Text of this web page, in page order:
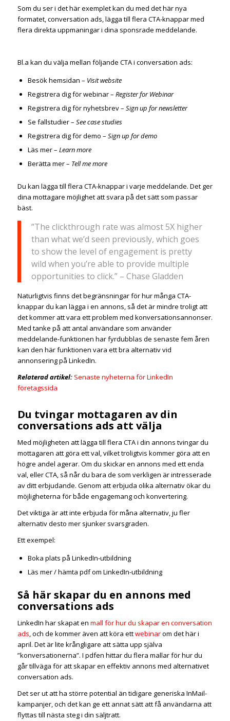
Som du ser i det här exemplet kan du med det här nya
formatet, conversation ads, lägga till flera CTA-knappar med
flera direkta uppmaningar i dina sponsrade meddelande.
Bl.a kan du välja mellan följande CTA i conversation ads:
Besök hemsidan – Visit website
Registrera dig för webinar – Register for Webinar
Registrera dig för nyhetsbrev – Sign up for newsletter
Se fallstudier – See case studies
Registrera dig för demo – Sign up for demo
Läs mer – Learn more
Berätta mer – Tell me more
Du kan lägga till flera CTA-knappar i varje meddelande. Det ger
dina mottagare möjlighet att svara på det sätt som passar
bäst.
”The clickthrough rate was almost 5X higher
than what we’d seen previously, which goes
to show the level of engagement is pretty
wild when you’re able to provide multiple
opportunities to click.” – Chase Gladden
Naturligtvis finns det begränsningar för hur många CTA-
knappar du kan lägga i en annons, så det är mindre troligt att
det kommer att vara ett problem med konversationsannonser.
Med tanke på att antal användare som använder
meddelande-funktionen har fyrdubblas de senaste fem åren
kan den här funktionen vara ett bra alternativ vid
annonsering på LinkedIn.
Relaterad artikel: Senaste nyheterna för LinkedIn
företagssida
Du tvingar mottagaren av din
conversations ads att välja
Med möjligheten att lägga till flera CTA i din annons tvingar du
mottagaren att göra ett val, vilket troligtvis kommer göra att en
högre andel agerar. Om du skickar en annons med ett enda
val, eller CTA, så når du bara de som verkligen är intresserade
av ditt erbjudande. Genom att erbjuda olika alternativ ökar du
möjligheterna för både engagemang och konvertering.
Det viktiga är att inte erbjuda för måna alternativ, ju fler
alternativ desto mer sjunker svarsgraden.
Ett exempel:
Boka plats på LinkedIn-utbildning
Läs mer / hämta pdf om LinkedIn-utbildning
Så här skapar du en annons med
conversations ads
LinkedIn har skapat en mall för hur du skapar en conversation
ads, och de kommer även att köra ettwebinarom det här i
april. Det är lite krångligare att sätta upp själva
”konversationerna”. I pdfen hittar du flera mallar för hur du
går tillväga för att skapar en effektiv annons med alternativet
conversation ads.
Det ser ut att ha större potential än tidigare generiska InMail-
kampanjer, och det kan ge ett annat sätt att få användarna att
flyttas till nästa steg i din säljtratt.